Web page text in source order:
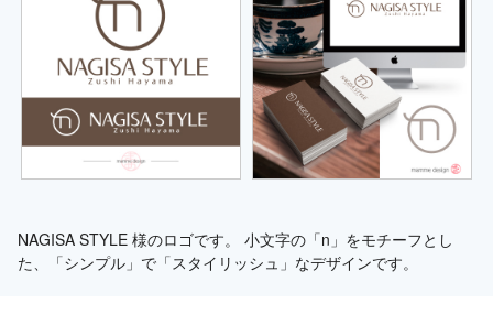
NAGISA STYLE 様のロゴです。 小文字の「n」をモチーフとし
た、「シンプル」で「スタイリッシュ」なデザインです。